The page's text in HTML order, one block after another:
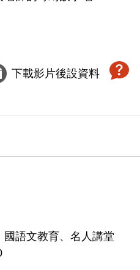
下載影片後設資料
語文教育、名人講堂